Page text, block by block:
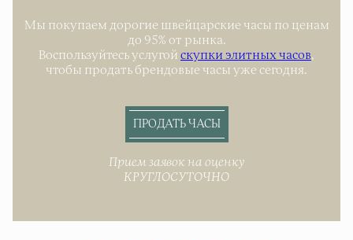
Мы покупаем дорогие швейцарские часы по ценам
до 95% от рынка.
Воспользуйтесь услугой скупки элитных часов,
чтобы продать брендовые часы уже сегодня.
ПРОДАТЬ ЧАСЫ
Прием заявок на оценку
КРУГЛОСУТОЧНО